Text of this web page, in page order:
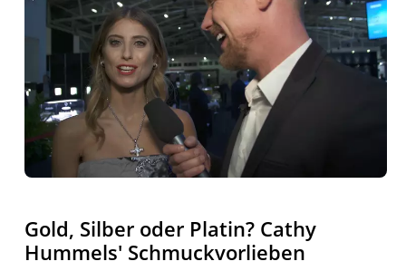
Gold, Silber oder Platin? Cathy
Hummels' Schmuckvorlieben